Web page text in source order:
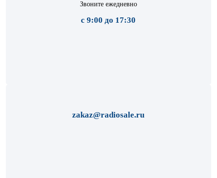
Звоните ежедневно
с 9:00 до 17:30
zakaz@radiosale.ru